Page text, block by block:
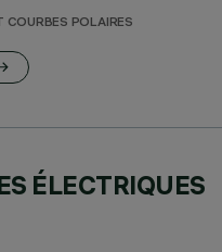
COURBES POLAIRES
ÉLECTRIQUES